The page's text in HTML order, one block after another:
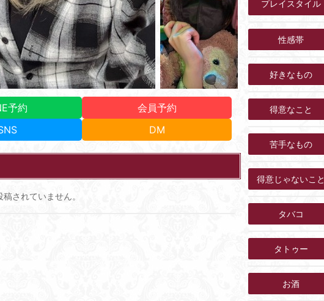
予約
会員予約
DM
されていません。
プレイスタイル
性感帯
好きなもの
得意なこと
苦手なもの
得意じゃないこと
タバコ
タトゥー
お酒